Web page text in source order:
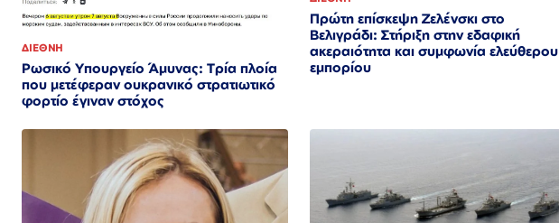
ΔΙΕΘΝΗ
Ρωσικό Υπουργείο Άμυνας: Τρία πλοία
που μετέφεραν ουκρανικό στρατιωτικό
φορτίο έγιναν στόχος
Πρώτη επίσκεψη Ζελένσκι στο
Βελιγράδι: Στήριξη στην εδαφική
ακεραιότητα και συμφωνία ελεύθερου
εμπορίου